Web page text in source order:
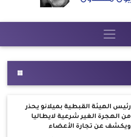
رئيس الهيئة القبطية بميلانو يحذر
من الهجرة الغير شرعية لايطاليا
ويكشف عن تجارة الأعضاء